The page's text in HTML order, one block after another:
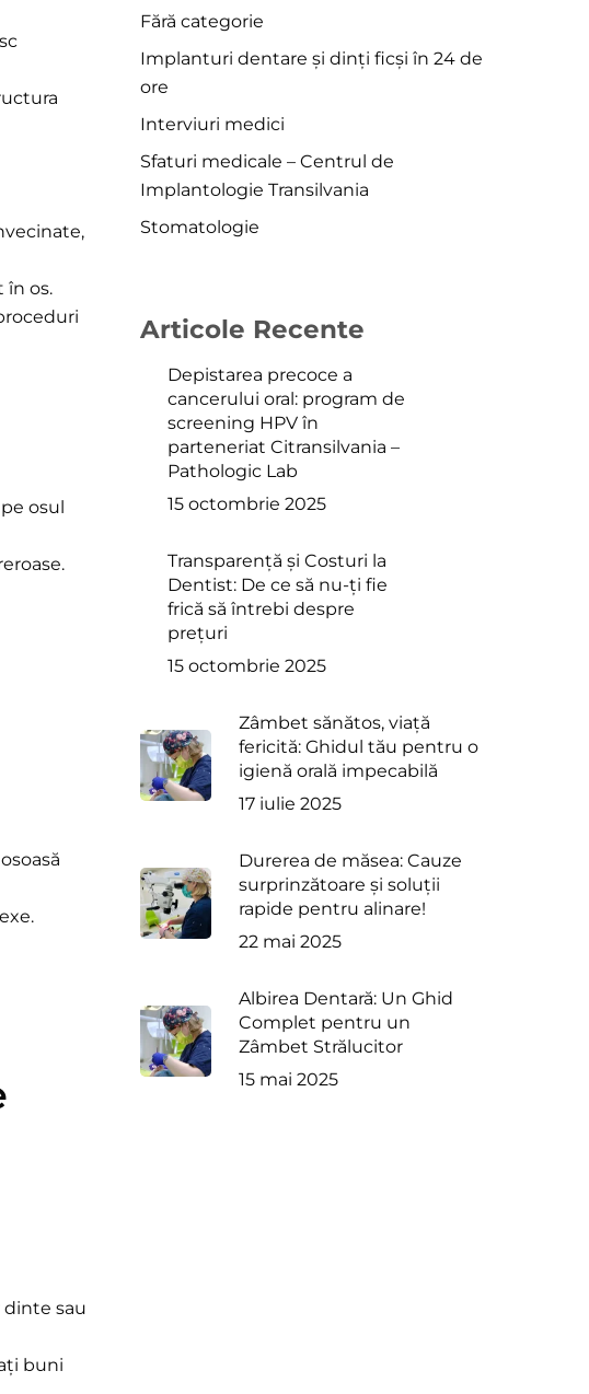
în os.
osul
sau
buni
Fără categorie
Implanturi dentare și dinți ficși în 24 de
ore
Interviuri medici
Sfaturi medicale – Centrul de
Implantologie Transilvania
Stomatologie
Articole Recente
Depistarea precoce a
cancerului oral: program de
screening HPV în
parteneriat Citransilvania –
Pathologic Lab
15 octombrie 2025
Transparență și Costuri la
Dentist: De ce să nu-ți fie
frică să întrebi despre
prețuri
15 octombrie 2025
Zâmbet sănătos, viață
fericită: Ghidul tău pentru o
igienă orală impecabilă
17 iulie 2025
Durerea de măsea: Cauze
surprinzătoare și soluții
rapide pentru alinare!
22 mai 2025
Albirea Dentară: Un Ghid
Complet pentru un
Zâmbet Strălucitor
15 mai 2025